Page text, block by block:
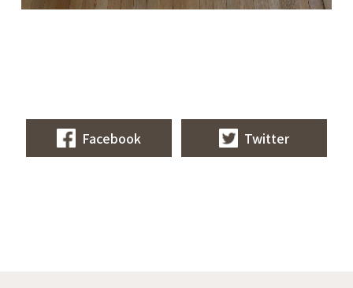
Facebook Twitter